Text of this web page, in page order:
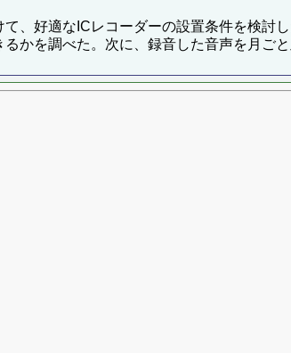
、好適なICレコーダーの設置条件を検討
かを調べた。次に、録音した音声を月ご